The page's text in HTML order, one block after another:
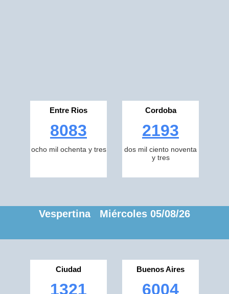
Entre Rios
8083
ocho mil ochenta y tres
Cordoba
2193
dos mil ciento noventa
y tres
Vespertina Miércoles 05/08/26
Ciudad
1321
Buenos Aires
6004